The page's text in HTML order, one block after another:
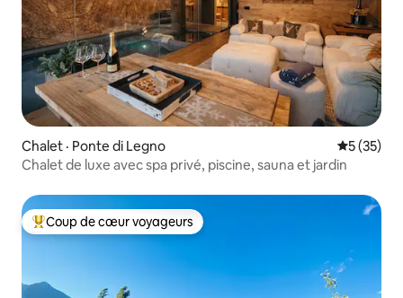
Chalet · Ponte di Legno Note
5 (35)
Chalet de luxe avec spa privé, piscine, sauna et jardin
Coup de cœur voyageurs parmi les plus aimés
Coup de cœur voyageurs